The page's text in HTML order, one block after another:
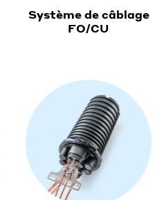
Système de câblage
FO/CU